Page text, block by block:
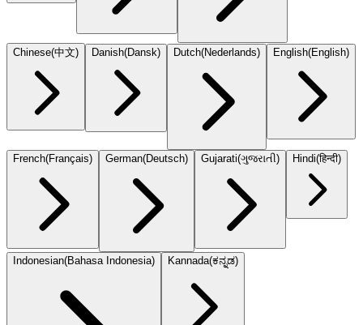
Chinese(中文) Danish(Dansk) Dutch(Nederlands) English(English)
French(Français) German(Deutsch) Gujarati(ગુજરાતી) Hindi(हिन्दी)
Indonesian(Bahasa Indonesia) Kannada(ಕನ್ನಡ)